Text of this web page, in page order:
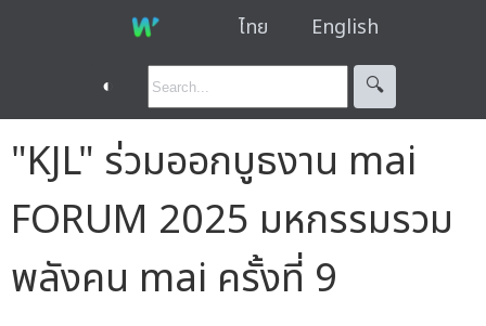
ไทย English
◐ 🔍︎
"KJL" ร่วมออกบูธงาน mai
FORUM 2025 มหกรรมรวม
พลังคน mai ครั้งที่ 9